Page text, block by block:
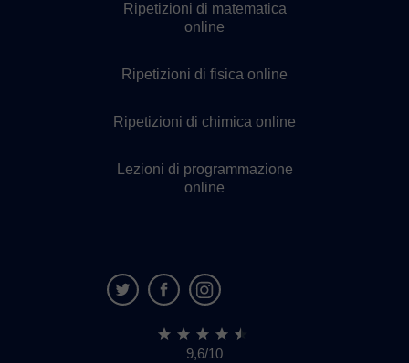
Ripetizioni di matematica
online
Ripetizioni di fisica online
Ripetizioni di chimica online
Lezioni di programmazione
online
9,6/10